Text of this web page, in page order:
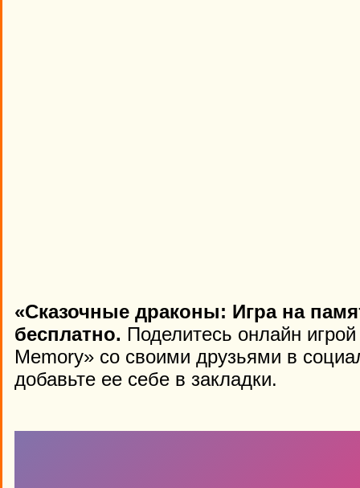
«Сказочные драконы: Игра на
бесплатно. Поделитесь онлайн
Memory» со своими друзьями в
добавьте ее себе в закладки.